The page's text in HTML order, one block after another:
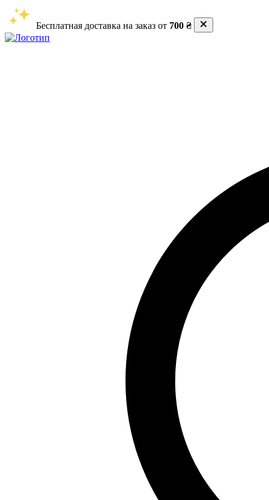
Бесплатная доставка на заказ от 700 ₴